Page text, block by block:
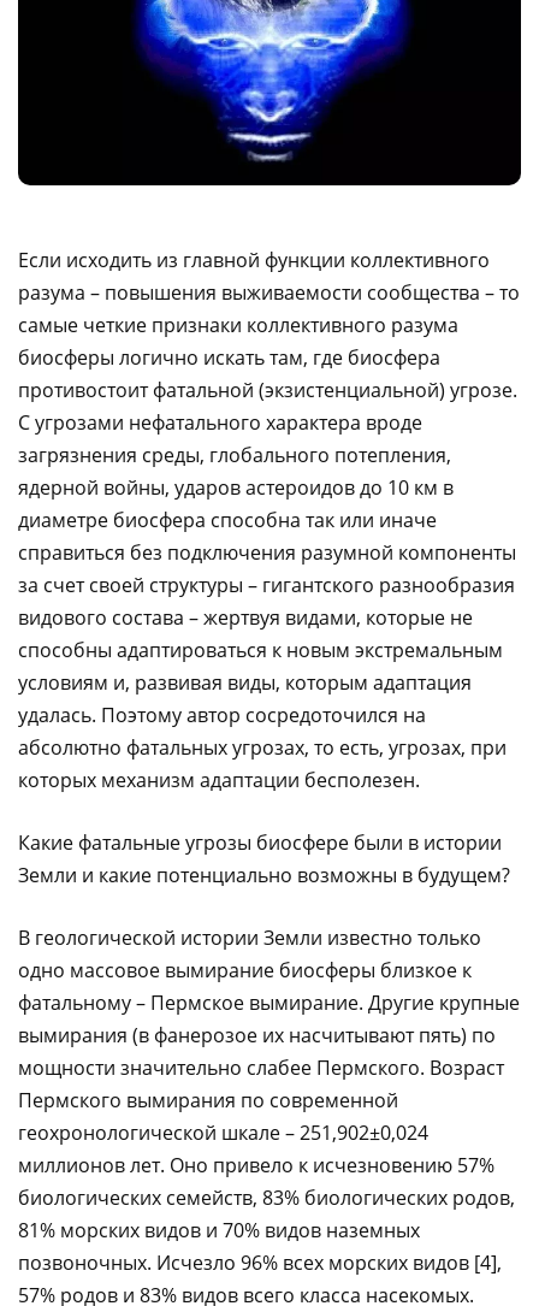
Если исходить из главной функции коллективного
разума – повышения выживаемости сообщества – то
самые четкие признаки коллективного разума
биосферы логично искать там, где биосфера
противостоит фатальной (экзистенциальной) угрозе.
С угрозами нефатального характера вроде
загрязнения среды, глобального потепления,
ядерной войны, ударов астероидов до 10 км в
диаметре биосфера способна так или иначе
справиться без подключения разумной компоненты
за счет своей структуры – гигантского разнообразия
видового состава – жертвуя видами, которые не
способны адаптироваться к новым экстремальным
условиям и, развивая виды, которым адаптация
удалась. Поэтому автор сосредоточился на
абсолютно фатальных угрозах, то есть, угрозах, при
которых механизм адаптации бесполезен.
Какие фатальные угрозы биосфере были в истории
Земли и какие потенциально возможны в будущем?
В геологической истории Земли известно только
одно массовое вымирание биосферы близкое к
фатальному – Пермское вымирание. Другие крупные
вымирания (в фанерозое их насчитывают пять) по
мощности значительно слабее Пермского. Возраст
Пермского вымирания по современной
геохронологической шкале – 251,902±0,024
миллионов лет. Оно привело к исчезновению 57%
биологических семейств, 83% биологических родов,
81% морских видов и 70% видов наземных
позвоночных. Исчезло 96% всех морских видов [4],
57% родов и 83% видов всего класса насекомых.